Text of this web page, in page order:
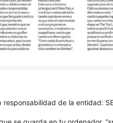
de la entidad:
GOLA